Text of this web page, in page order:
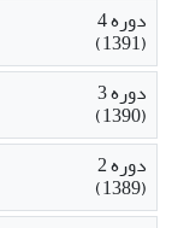
دوره 4
(1391)
دوره 3
(1390)
دوره 2
(1389)